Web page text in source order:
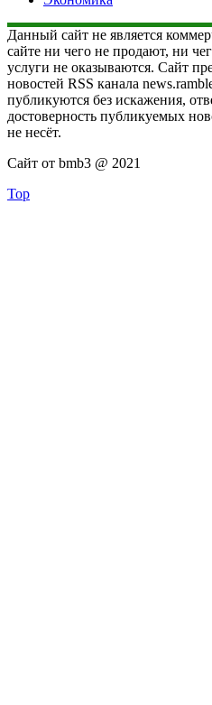
Данный сайт не является
сайте ни чего не продают, ни
услуги не оказываются. Сайт
новостей RSS канала
публикуются без искажения,
достоверность публикуемых
не несёт.
Сайт от bmb3 @ 2021
Top